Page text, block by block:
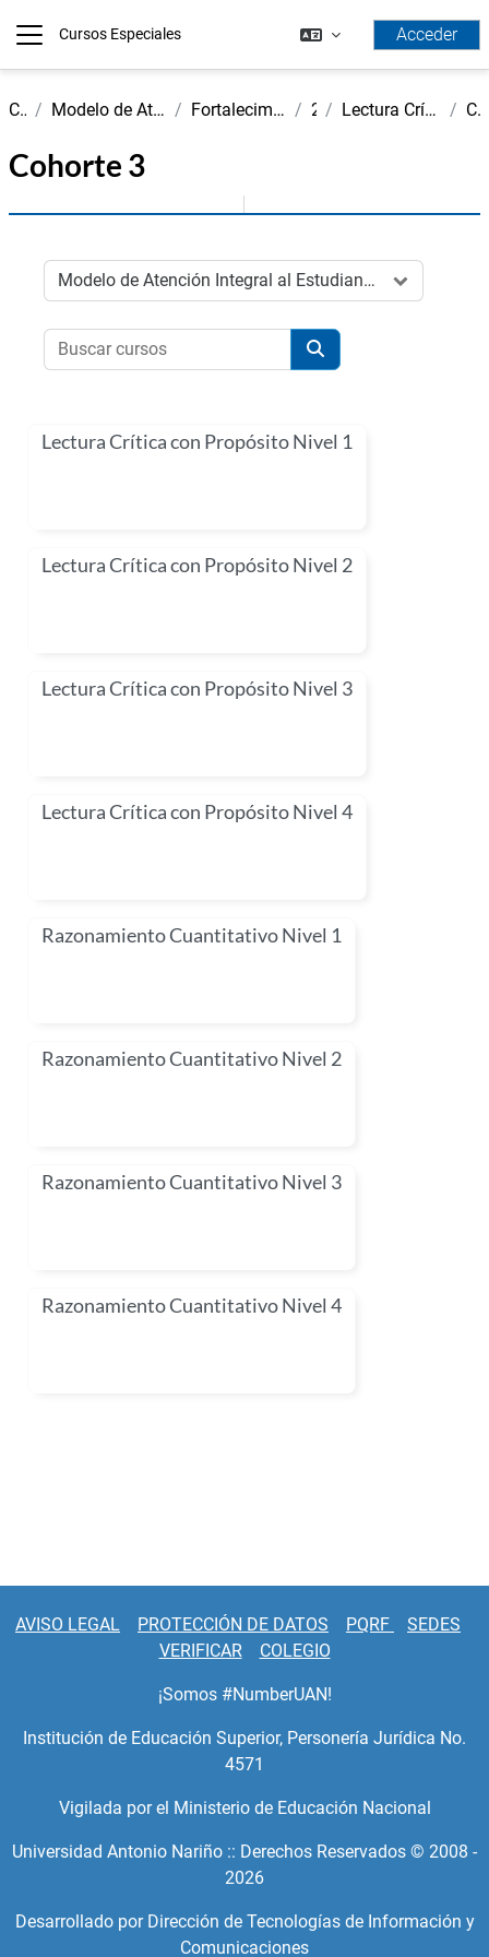
Cursos Especiales Acceder
Cursos Modelo de Atención Integral al Estudiante - MAIE Fortalecimiento Competencias Genéricas 2026-I Lectura Crítica y Pensamiento Cuantitativo Cohorte 3
Cohorte 3
Categorías
Buscar cursos
Buscar cursos
Lectura Crítica con Propósito Nivel 1
Lectura Crítica con Propósito Nivel 2
Lectura Crítica con Propósito Nivel 3
Lectura Crítica con Propósito Nivel 4
Razonamiento Cuantitativo Nivel 1
Razonamiento Cuantitativo Nivel 2
Razonamiento Cuantitativo Nivel 3
Razonamiento Cuantitativo Nivel 4
AVISO LEGAL PROTECCIÓN DE DATOS PQRF
SEDES
VERIFICAR
COLEGIO
¡Somos #NumberUAN!
Institución de Educación Superior, Personería Jurídica No.
4571
Vigilada por el Ministerio de Educación Nacional
Universidad Antonio Nariño :: Derechos Reservados © 2008 -
2026
Desarrollado por Dirección de Tecnologías de Información y
Comunicaciones